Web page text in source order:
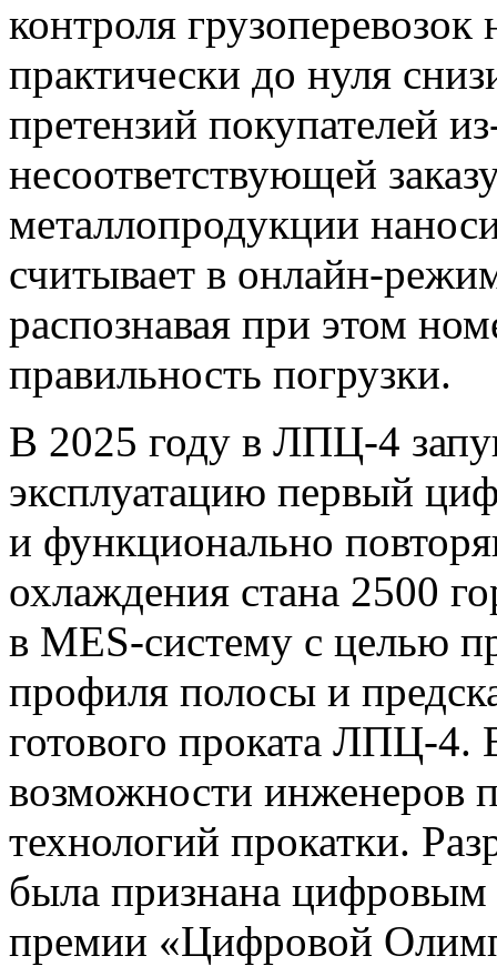
контроля
практически до нуля
претензий покупателей
несоответствующей
металлопродукции
считывает в онлайн-
распознавая при этом
правильность погрузки.
В 2025 году в ЛПЦ-4
эксплуатацию первый
и функционально
охлаждения стана 2500
в MES-систему с целью
профиля полосы и
готового проката ЛПЦ-4.
возможности инженеров
технологий прокатки.
была признана цифровым
премии «Цифровой